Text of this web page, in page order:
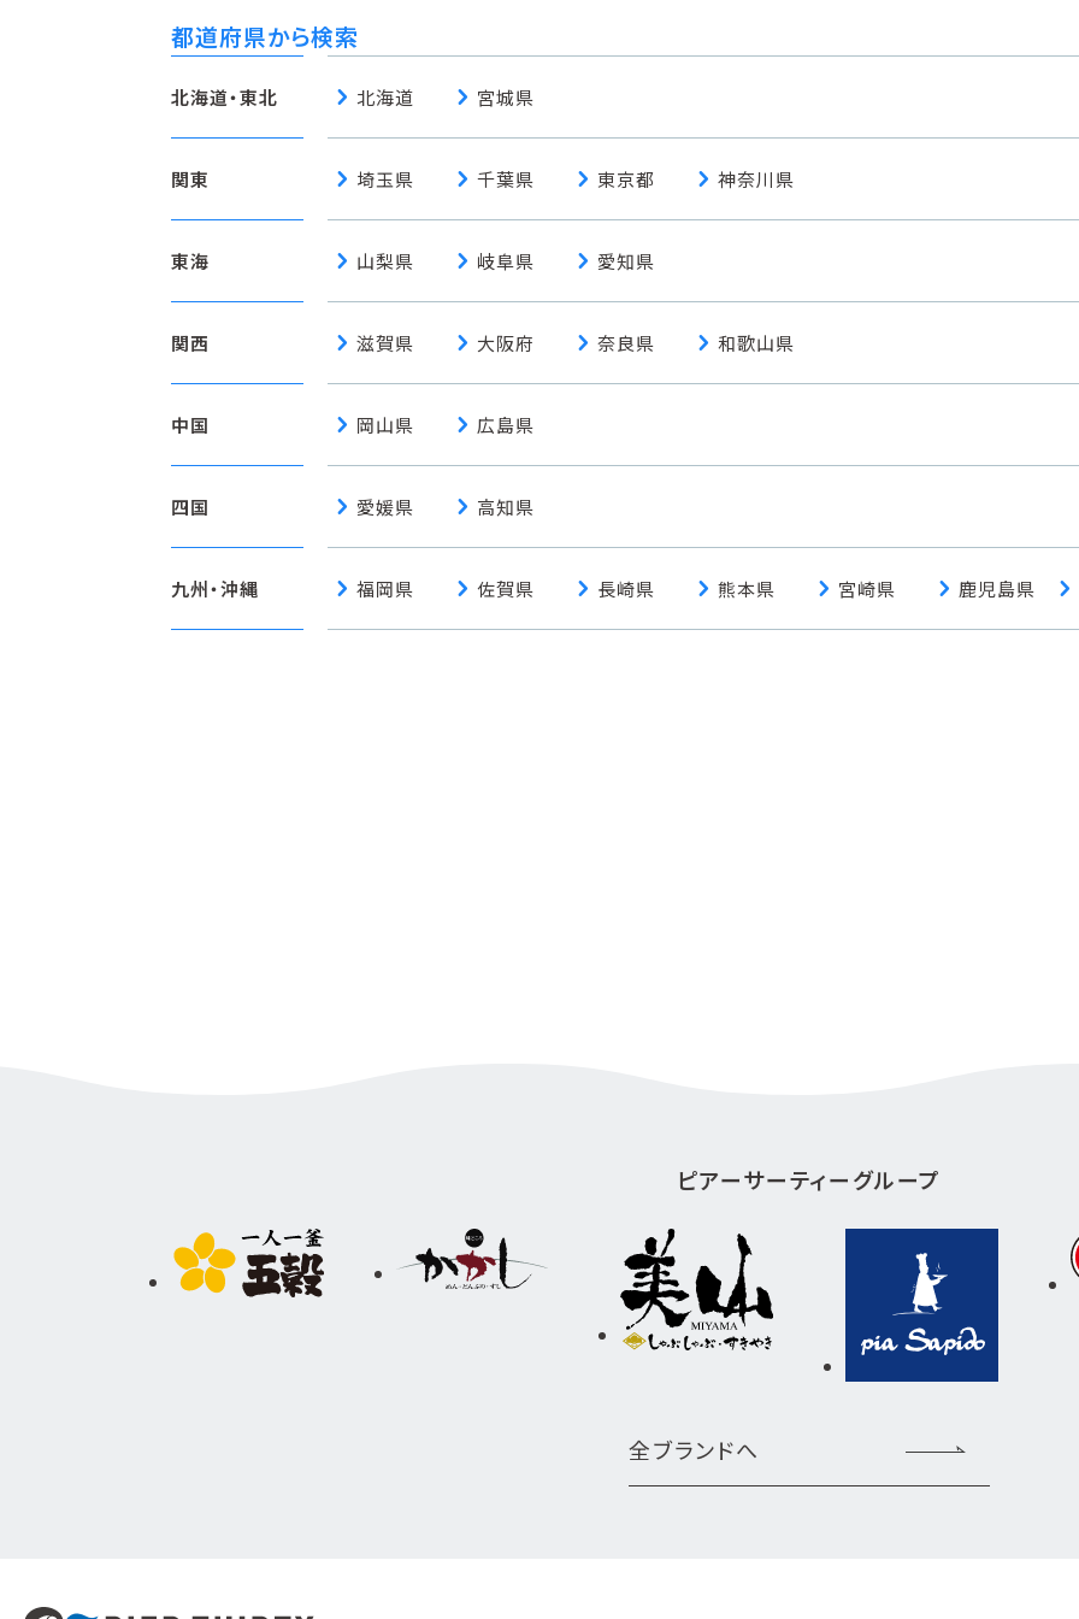
都道府県から検索
北海道・東北 chevron_right 北海道 chevron_right 宮城県
関東 chevron_right 埼玉県 chevron_right 千葉県 chevron_right 東京都 chevron_right 神奈川県
東海 chevron_right 山梨県 chevron_right 岐阜県 chevron_right 愛知県
関西 chevron_right 滋賀県 chevron_right 大阪府 chevron_right 奈良県 chevron_right 和歌山県
中国 chevron_right 岡山県 chevron_right 広島県
四国 chevron_right 愛媛県 chevron_right 高知県
九州・沖縄 chevron_right 福岡県 chevron_right 佐賀県 chevron_right 長崎県 chevron_right 熊本県 chevron_right 宮崎県 chevron_right 鹿児島県 chevron_right
ピアーサーティーグループ
全ブランドへ